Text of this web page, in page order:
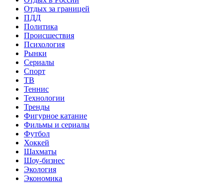
Отдых за границей
ПДД
Политика
Происшествия
Психология
Рынки
Сериалы
Спорт
ТВ
Теннис
Технологии
Тренды
Фигурное катание
Фильмы и сериалы
Футбол
Хоккей
Шахматы
Шоу-бизнес
Экология
Экономика